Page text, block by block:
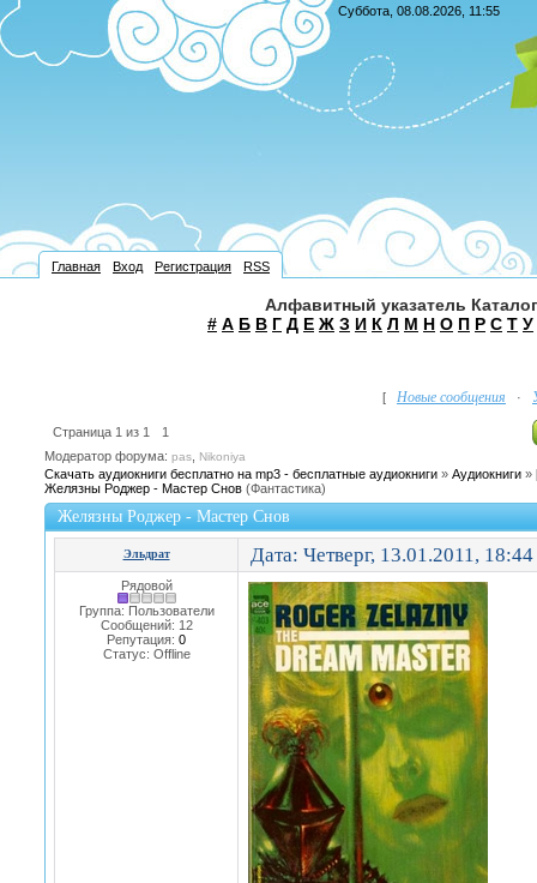
Суббота, 08.08.2026, 11:55
Главная Вход Регистрация RSS
Алфавитный указатель
# А Б В Г Д Е Ж З И К Л М Н О П Р С Т У
[ Новые сообщения ·
Страница 1 из 1
1
Модератор форума: pas Nikoniya
Скачать аудиокниги бесплатно на mp3 - бесплатные аудиокниги » Аудиокниги »
Желязны Роджер - Мастер Снов (Фантастика)
Желязны Роджер - Мастер Снов
Эльдрат Дата: Четверг, 13.01.2011,
Рядовой
Группа: Пользователи
Сообщений: 12
Репутация: 0
Статус: Offline